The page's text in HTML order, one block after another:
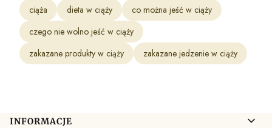
ciąża dieta w ciąży
co można jeść w ciąży
czego nie wolno jeść w ciąży
zakazane produkty w ciąży
zakazane jedzenie w ciąży
Linki w stopce
INFORMACJE